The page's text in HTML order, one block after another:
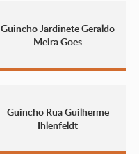
Guincho Jardinete Geraldo
Meira Goes
Guincho Rua Guilherme
Ihlenfeldt